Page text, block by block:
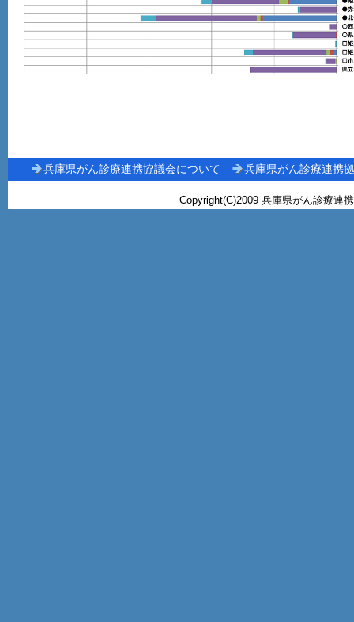
兵庫県がん診療連携協議会について 兵庫県がん診療連携
Copyright(C)2009 兵庫県がん診療連